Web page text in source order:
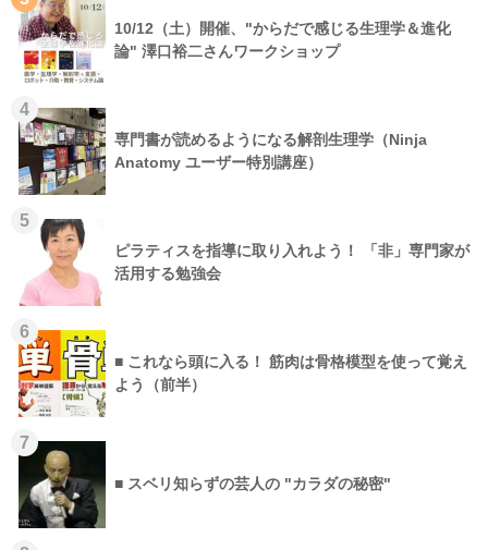
10/12（土）開催、"からだで感じる生理学＆進化
論" 澤口裕二さんワークショップ
4
専門書が読めるようになる解剖生理学（Ninja
Anatomy ユーザー特別講座）
5
ピラティスを指導に取り入れよう！ 「非」専門家が
活用する勉強会
6
■ これなら頭に入る！ 筋肉は骨格模型を使って覚え
よう（前半）
7
■ スベリ知らずの芸人の "カラダの秘密"